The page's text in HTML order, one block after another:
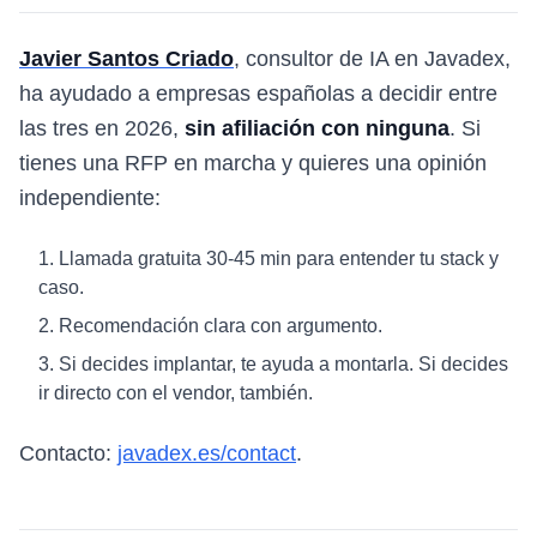
Javier Santos Criado, consultor de IA en Javadex,
ha ayudado a empresas españolas a decidir entre
las tres en 2026, sin afiliación con ninguna. Si
tienes una RFP en marcha y quieres una opinión
independiente:
Llamada gratuita 30-45 min para entender tu stack y
caso.
Recomendación clara con argumento.
Si decides implantar, te ayuda a montarla. Si decides
ir directo con el vendor, también.
Contacto: javadex.es/contact.